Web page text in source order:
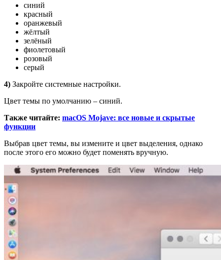
синий
красный
оранжевый
жёлтый
зелёный
фиолетовый
розовый
серый
4) Закройте системные настройки.
Цвет темы по умолчанию – синий.
Также читайте: macOS Mojave: все новые и скрытые
функции
Выбрав цвет темы, вы измените и цвет выделения, однако
после этого его можно будет поменять вручную.